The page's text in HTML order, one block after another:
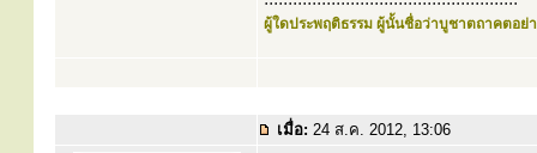
ผู้ใดประพฤติธรรม ผู้นั้นชื่อว่าบูชาตถาคตอย่า
เมื่อ: 24 ส.ค. 2012, 13:06